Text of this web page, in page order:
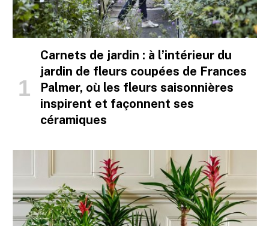
Carnets de jardin : à l’intérieur du
jardin de fleurs coupées de Frances
Palmer, où les fleurs saisonnières
inspirent et façonnent ses
céramiques